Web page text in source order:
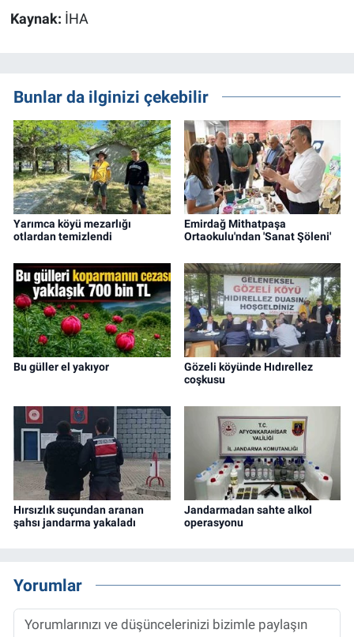
Kaynak: İHA
Bunlar da ilginizi çekebilir
Yarımca köyü mezarlığı
otlardan temizlendi
Emirdağ Mithatpaşa
Ortaokulu'ndan 'Sanat Şöleni'
Bu güller el yakıyor
Gözeli köyünde Hıdırellez
coşkusu
Hırsızlık suçundan aranan
şahsı jandarma yakaladı
Jandarmadan sahte alkol
operasyonu
Yorumlar